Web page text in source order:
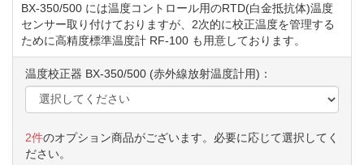
BX-350/500 には温度コントロール用のRTD(白金抵抗体)温度
センサー取り付けておりますが、2次的に校正温度を管理する
ために高精度標準温度計 RF-100 も用意しております。
温度校正器 BX-350/500 (赤外線放射温度計用)：
2件のオプション商品がございます。必要に応じて選択してく
ださい。